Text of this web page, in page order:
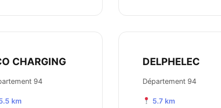
CHARGING
94
km
DELPHELEC
Département 94
5.7 km